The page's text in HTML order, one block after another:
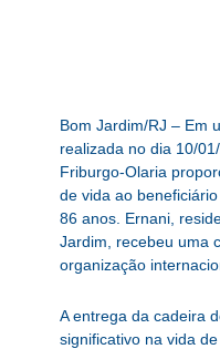
Bom Jardim/RJ – Em
realizada no dia 10/
Friburgo-Olaria
de vida ao
86 anos. Ernani,
Jardim, recebeu uma
organização
A entrega da cadeira
significativo na vida